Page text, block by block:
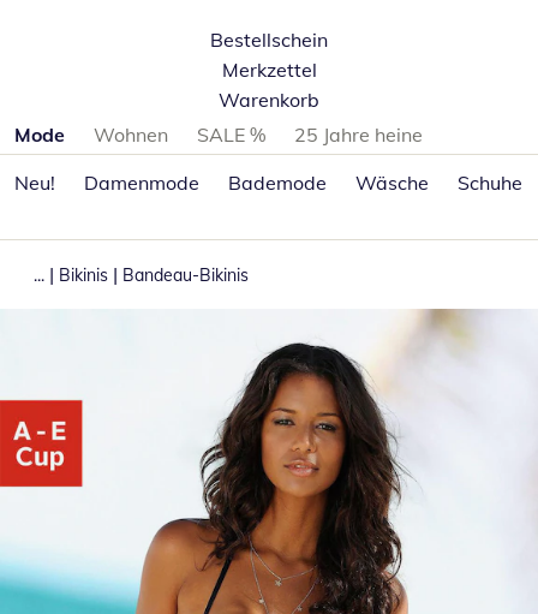
Bestellschein
Merkzettel
Warenkorb
Produktkategorien überspringen
Mode Wohnen SALE %
25 Jahre heine
Neu!
Damenmode Bademode Wäsche Schuhe
... | Bikinis | Bandeau-Bikinis